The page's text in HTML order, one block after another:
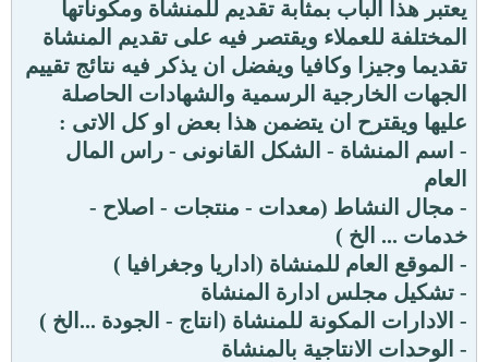
يعتبر هذا الباب بمثابة تقديم للمنشاة ومكوناتها
المختلفة للعملاء ويقتصر فيه على تقديم المنشاة
تقديما وجيزا وكافيا ويفضل ان يذكر فيه نتائج تقييم
الجهات الخارجية الرسمية والشهادات الحاصلة
عليها ويقترح ان يتضمن هذا بعض او كل الاتى :
- اسم المنشاة - الشكل القانونى - راس المال
العام
- مجال النشاط (معدات - منتجات - اصلاح -
خدمات ... الخ )
- الموقع العام للمنشاة (اداريا وجغرافيا )
- تشكيل مجلس ادارة المنشاة
- الادارات المكونة للمنشاة (انتاج - الجودة ...الخ )
- الوحدات الانتاجية بالمنشاة